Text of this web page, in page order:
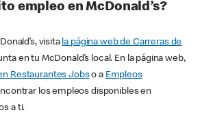
empleo en McDonald’s?
visita la página web de Carreras de
en tu McDonald’s local. En la página web,
Restaurantes Jobso a Empleos
los empleos disponibles en
a ti.